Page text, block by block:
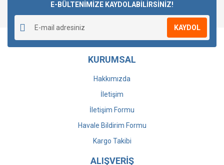
E-BÜLTENİMİZE KAYDOLABİLİRSİNİZ!
KAYDOL
KURUMSAL
Hakkımızda
İletişim
İletişim Formu
Havale Bildirim Formu
Kargo Takibi
ALIŞVERİŞ